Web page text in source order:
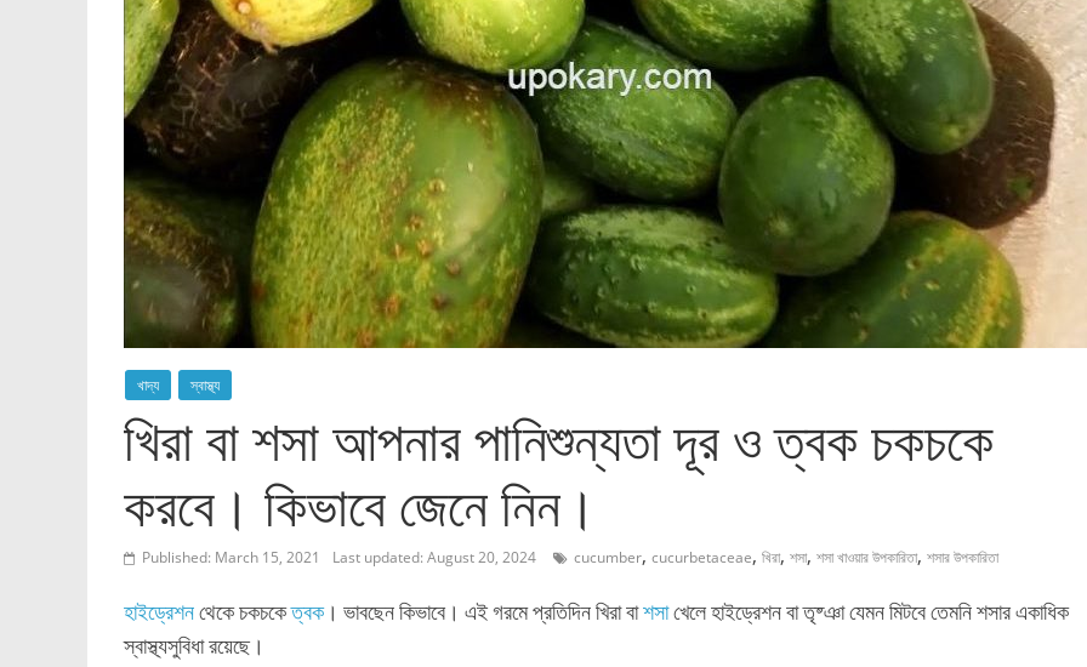
খাদ্য স্বাস্থ্য
খিরা বা শসা আপনার পানিশুন্যতা দূর ও ত্বক চকচকে
করবে। কিভাবে জেনে নিন।
Published: March 15, 2021 Last updated: August 20, 2024 cucumber, cucurbetaceae, খিরা, শসা, শসা খাওয়ার উপকারিতা, শসার উপকারিতা
হাইড্রেশনথেকে চকচকেত্বক। ভাবছেন কিভাবে। এই গরমে প্রতিদিন খিরা বাশসাখেলে হাইড্রেশন বা তৃষ্ঞা যেমন মিটবে তেমনি শসার একাধিক
স্বাস্থ্যসুবিধা রয়েছে।